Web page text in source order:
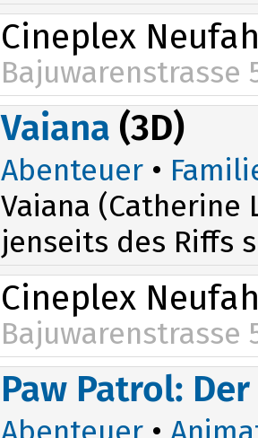
Cineplex
Bajuwarenstrasse
16:55
20:10
Vaiana (3D)
Abenteuer •
Vaiana
jenseits des Riffs
Cineplex
Bajuwarenstrasse
15:10
Paw Patrol: